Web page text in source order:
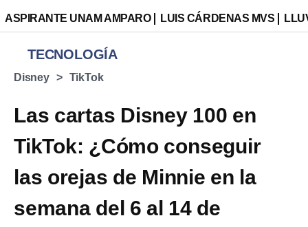
ASPIRANTE UNAM AMPARO LUIS CÁRDENAS MVS
TECNOLOGÍA
Disney TikTok
Las cartas Disney 100 en
TikTok: ¿Cómo conseguir
las orejas de Minnie en la
semana del 6 al 14 de